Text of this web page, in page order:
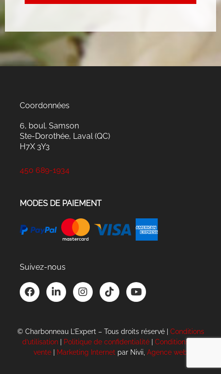
Coordonnées
6, boul. Samson
Ste-Dorothée, Laval (QC)
H7X 3Y3
450 689-1934
MODES DE PAIEMENT
Suivez-nous
F
a
b
o
o
k
L
i
d
i
n
I
n
g
r
a
T
i
k
Y
o
b
e
© Charbonneau L’Expert – Tous droits réservé | Conditions
d’utilisation| Politique de confidentialité| Conditions de
vente | Marketing Internet par Nivii, Agence web